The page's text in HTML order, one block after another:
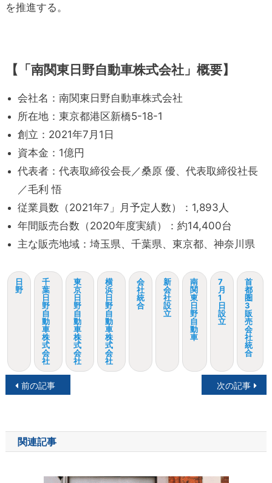
を推進する。
【「南関東日野自動車株式会社」概要】
会社名：南関東日野自動車株式会社
所在地：東京都港区新橋5-18-1
創立：2021年7月1日
資本金：1億円
代表者：代表取締役会長／桑原 優、代表取締役社長
／毛利 悟
従業員数（2021年7」月予定人数）：1,893人
年間販売台数（2020年度実績）：約14,400台
主な販売地域：埼玉県、千葉県、東京都、神奈川県
日
野
千
葉
日
野
自
動
車
株
式
会
社
東
京
日
野
自
動
車
株
式
会
社
横
浜
日
野
自
動
車
株
式
会
社
会
社
統
合
新
会
社
設
立
南
関
東
日
野
自
動
車
7
月
1
日
設
立
首
都
圏
3
販
売
会
社
統
合
投
ナ
ビ
前の記事 次の記事
関連記事